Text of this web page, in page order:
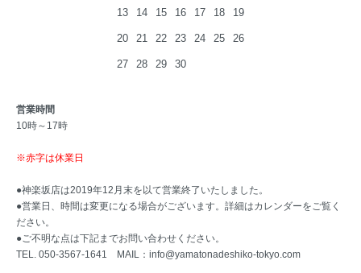
13 14 15 16 17 18 19
20 21 22 23 24 25 26
27 28 29 30
営業時間
10時～17時
※赤字は休業日
●神楽坂店は2019年12月末を以て営業終了いたしました。
●営業日、時間は変更になる場合がございます。詳細はカレンダーをご覧く
ださい。
●ご不明な点は下記までお問い合わせください。
TEL. 050-3567-1641 MAIL： info@yamatonadeshiko-tokyo.com